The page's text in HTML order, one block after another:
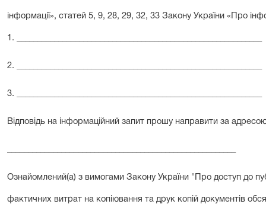
інформації», статей 5, 9, 28, 29, 32, 33 Закону України «Про
1. ___________________________________________________________
2. ___________________________________________________________
3. ___________________________________________________________
Вiдповідь на iнформацiйний запит прошу направити за
Ознайомлений(а) з вимогами Закону України "Про доступ до
фактичних витрат на копіювання та друк копій документів